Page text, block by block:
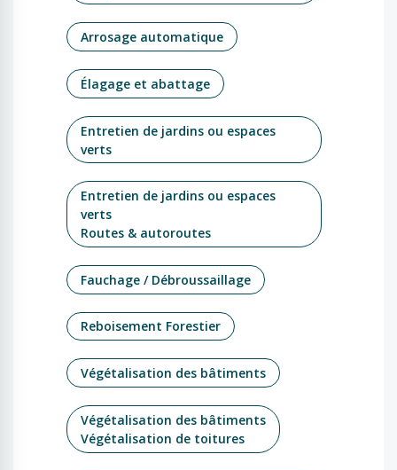
Arrosage automatique
Élagage et abattage
Entretien de jardins ou espaces
verts
Entretien de jardins ou espaces
verts
Routes & autoroutes
Fauchage / Débroussaillage
Reboisement Forestier
Végétalisation des bâtiments
Végétalisation des bâtiments
Végétalisation de toitures